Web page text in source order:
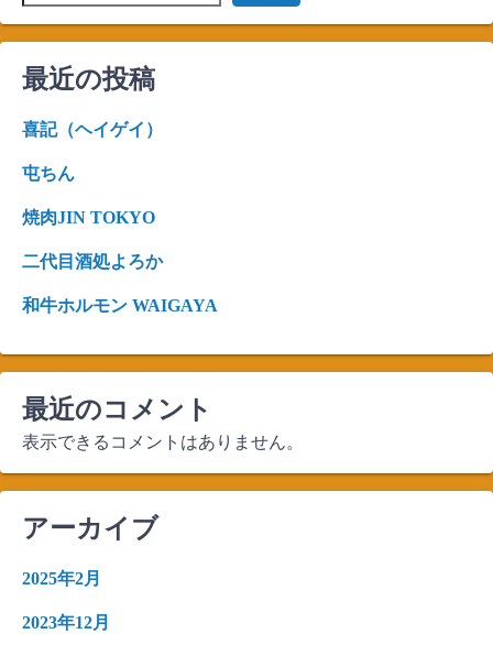
最近の投稿
喜記（ヘイゲイ）
屯ちん
焼肉JIN TOKYO
二代目酒処よろか
和牛ホルモン WAIGAYA
最近のコメント
表示できるコメントはありません。
アーカイブ
2025年2月
2023年12月